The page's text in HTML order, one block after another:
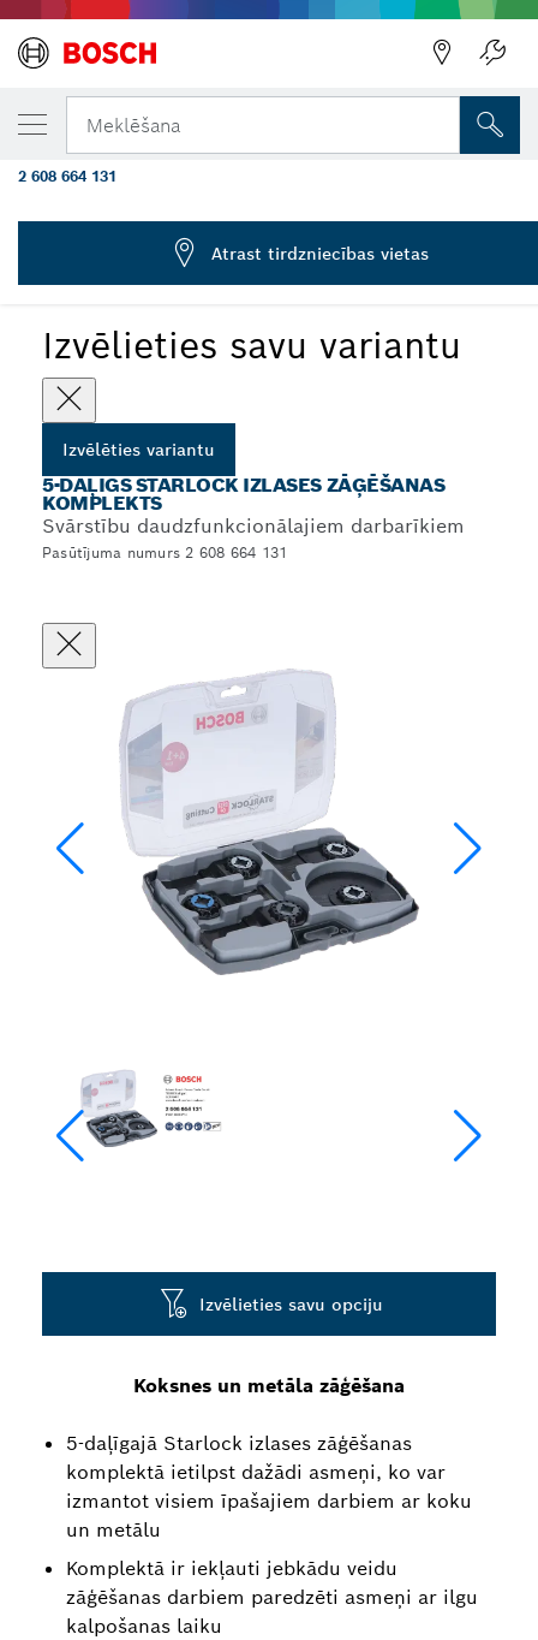
Meklēšana
5 piederumu Best of Cutting komplekti
Izvēlieties savu variantu
Izvēlēties variantu
5-DAĻĪGS STARLOCK IZLASES ZĀĢĒŠANAS
KOMPLEKTS
Svārstību daudzfunkcionālajiem darbarīkiem
Pasūtījuma numurs 2 608 664 131
Koksnes un metāla zāģēšana
5-daļīgajā Starlock izlases zāģēšanas
komplektā ietilpst dažādi asmeņi, ko var
izmantot visiem īpašajiem darbiem ar koku
un metālu
Komplektā ir iekļauti jebkādu veidu
zāģēšanas darbiem paredzēti asmeņi ar ilgu
kalpošanas laiku
Izvēlieties savu opciju
JŪSU IZVĒLĒTAIS VARIANTS
5 piederumu Wood and Metal Cutting
komplekti daudzfunkcionālajiem
2 608 664 131
Atrast tirdzniecības vietas